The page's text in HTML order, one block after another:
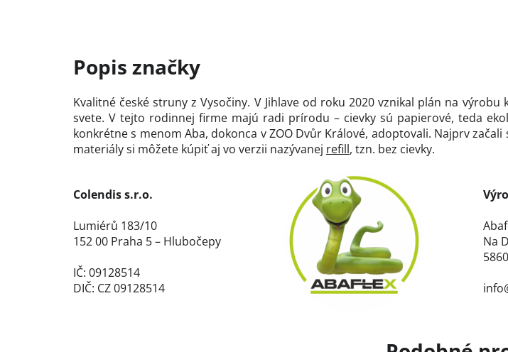
Kvalitné české struny z Vysočiny. V Jihlave od roku 2020 vznikal plán na
svete. V tejto rodinnej firme majú radi prírodu – cievky sú papierové, teda
konkrétne s menom Aba, dokonca v ZOO Dvůr Králové, adoptovali. Najprv
materiály si môžete kúpiť aj vo verzii nazývanej refill, tzn. bez cievky.
Colendis s.r.o.
Lumiérů 183/10
152 00 Praha 5 – Hlubočepy
IČ: 09128514
DIČ: CZ 09128514
Na